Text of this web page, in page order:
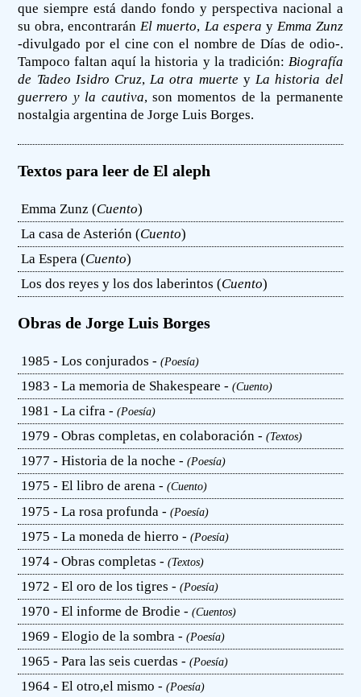
que siempre está dando fondo y perspectiva nacional a
su obra, encontraránEl muerto, La espera y Emma Zunz
-divulgado por el cine con el nombre de Días de odio-.
Tampoco faltan aquí la historia y la tradición: Biografía
de Tadeo Isidro Cruz,La otra muerteyLa historia del
guerrero y la cautiva, son momentos de la permanente
nostalgia argentina de Jorge Luis Borges.
Textos para leer de El aleph
Emma Zunz (Cuento)
La casa de Asterión (Cuento)
La Espera (Cuento)
Los dos reyes y los dos laberintos (Cuento)
Obras de Jorge Luis Borges
1985 - Los conjurados -(Poesía)
1983 - La memoria de Shakespeare -(Cuento)
1981 - La cifra -(Poesía)
1979 - Obras completas, en colaboración -(Textos)
1977 - Historia de la noche -(Poesía)
1975 - El libro de arena -(Cuento)
1975 - La rosa profunda -(Poesía)
1975 - La moneda de hierro -(Poesía)
1974 - Obras completas -(Textos)
1972 - El oro de los tigres -(Poesía)
1970 - El informe de Brodie -(Cuentos)
1969 - Elogio de la sombra -(Poesía)
1965 - Para las seis cuerdas -(Poesía)
1964 - El otro,el mismo -(Poesía)